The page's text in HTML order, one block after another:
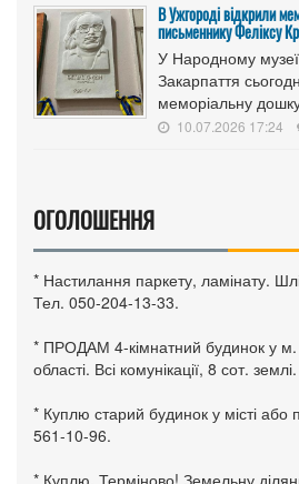
В Ужгороді відкрили
письменнику Феліксу
У Народному музеї
Закарпаття
меморіальну
10.07.2026 17:24
ОГОЛОШЕННЯ
* Настилання паркету, ламінату.
Тел. 050-204-13-33.
* ПРОДАМ 4-кімнатний будинок у м.
області. Всі комунікації, 8 сот.
* Куплю старий будинок у місті або
561-10-96.
* Куплю. Терміново! Земельну